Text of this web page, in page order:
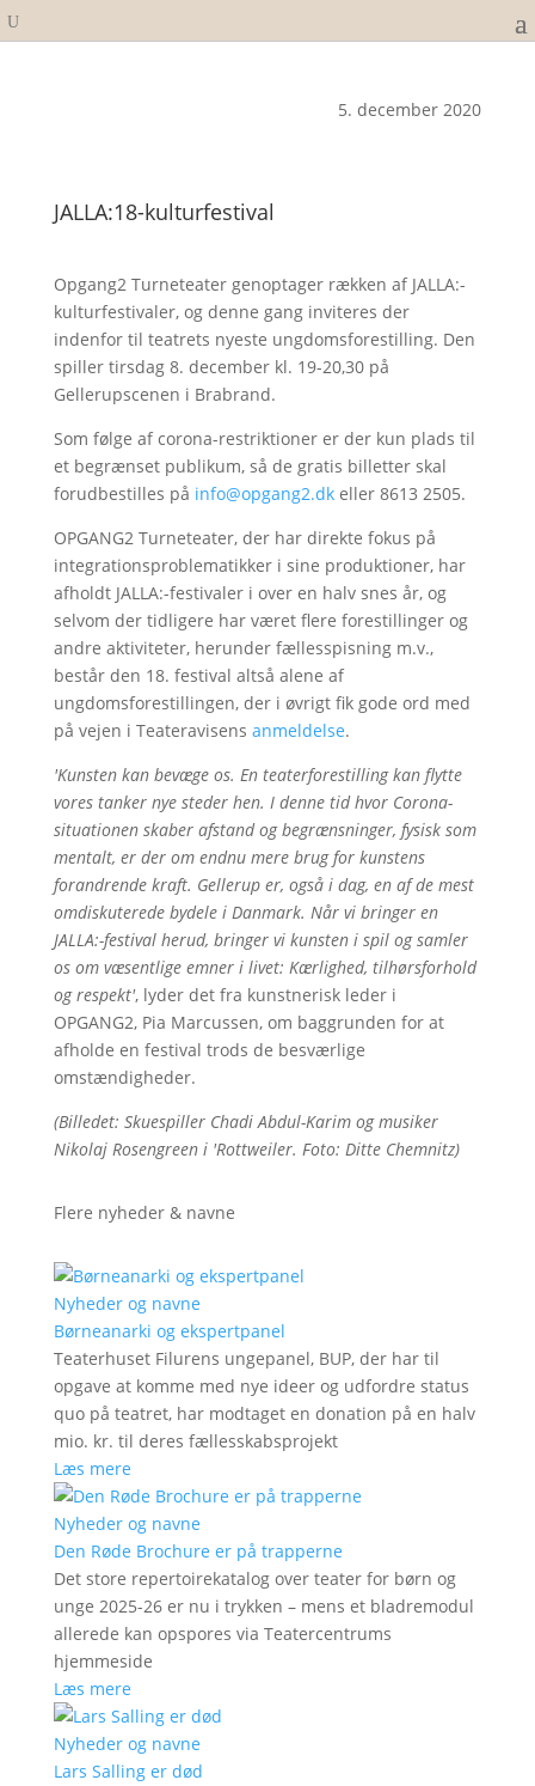
5. december 2020
JALLA:18-kulturfestival
Opgang2 Turneteater genoptager rækken af JALLA:-
kulturfestivaler, og denne gang inviteres der
indenfor til teatrets nyeste ungdomsforestilling. Den
spiller tirsdag 8. december kl. 19-20,30 på
Gellerupscenen i Brabrand.
Som følge af corona-restriktioner er der kun plads til
et begrænset publikum, så de gratis billetter skal
forudbestilles på info@opgang2.dkeller 8613 2505.
OPGANG2 Turneteater, der har direkte fokus på
integrationsproblematikker i sine produktioner, har
afholdt JALLA:-festivaler i over en halv snes år, og
selvom der tidligere har været flere forestillinger og
andre aktiviteter, herunder fællesspisning m.v.,
består den 18. festival altså alene af
ungdomsforestillingen, der i øvrigt fik gode ord med
på vejen i Teateravisens anmeldelse.
'Kunsten kan bevæge os. En teaterforestilling kan flytte
vores tanker nye steder hen. I denne tid hvor Corona-
situationen skaber afstand og begrænsninger, fysisk som
mentalt, er der om endnu mere brug for kunstens
forandrende kraft. Gellerup er, også i dag, en af de mest
omdiskuterede bydele i Danmark. Når vi bringer en
JALLA:-festival herud, bringer vi kunsten i spil og samler
os om væsentlige emner i livet: Kærlighed, tilhørsforhold
og respekt', lyder det fra kunstnerisk leder i
OPGANG2, Pia Marcussen, om baggrunden for at
afholde en festival trods de besværlige
omstændigheder.
(Billedet: Skuespiller Chadi Abdul-Karim og musiker
Nikolaj Rosengreen i 'Rottweiler. Foto: Ditte Chemnitz)
Flere nyheder & navne
Nyheder og navne
Børneanarki og ekspertpanel
Teaterhuset Filurens ungepanel, BUP, der har til
opgave at komme med nye ideer og udfordre status
quo på teatret, har modtaget en donation på en halv
mio. kr. til deres fællesskabsprojekt
Læs mere
Nyheder og navne
Den Røde Brochure er på trapperne
Det store repertoirekatalog over teater for børn og
unge 2025-26 er nu i trykken – mens et bladremodul
allerede kan opspores via Teatercentrums
hjemmeside
Læs mere
Nyheder og navne
Lars Salling er død